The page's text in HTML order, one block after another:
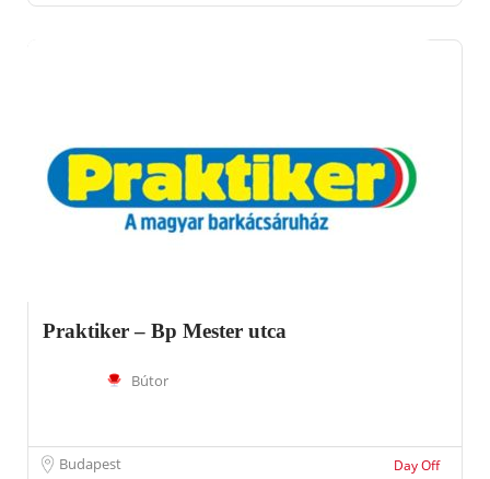
Praktiker – Bp Mester utca
Bútor
Budapest Day Off